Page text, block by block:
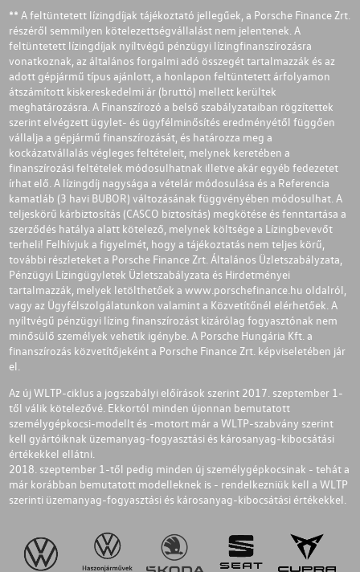
** A feltüntetett lízingdíjak tájékoztató jellegűek, a Porsche Finance Zrt.
részéről semmilyen kötelezettségvállalást nem jelentenek. A
feltüntetett lízingdíjak nyíltvégű pénzügyi lízingfinanszírozásra
vonatkoznak, az általános forgalmi adó összegét tartalmazzák és az
adott gépjármű típus ajánlott, a honlapon feltüntetett árfolyamon
átszámított kiskereskedelmi ár (bruttó) mellett kerültek
meghatározásra. A Finanszírozó a belső szabályzataiban rögzítettek
szerint elvégzett ügylet- és ügyfélminősítés eredményétől függően
vállalja a gépjármű finanszírozását, és határozza meg a
kockázatvállalás végleges feltételeit, melynek keretében a
finanszírozási feltételek módosulhatnak illetve akár egyéb fedezetet
írhat elő. A lízingdíj nagysága a vételár módosulása és a Referencia
kamatláb (3 havi BUBOR) változásának függvényében módosulhat. A
teljeskörű kárbiztosítás (CASCO biztosítás) megkötése és fenntartása a
szerződés hatálya alatt kötelező, melynek költsége a Lízingbevevőt
terheli! Felhívjuk a figyelmét, hogy a tájékoztatás nem teljes körű,
további részleteket a Porsche Finance Zrt. Általános Üzletszabályzata,
Pénzügyi Lízingügyletek Üzletszabályzata és Hirdetményei
tartalmazzák, melyek letölthetőek a www.porschefinance.hu oldalról,
vagy az Ügyfélszolgálatunkon valamint a Közvetítőnél elérhetőek. A
nyíltvégű pénzügyi lízing finanszírozást kizárólag fogyasztónak nem
minősülő személyek vehetik igénybe. A Porsche Hungária Kft. a
finanszírozás közvetítőjeként a Porsche Finance Zrt. képviseletében jár
el.
Az új WLTP-ciklus a jogszabályi előírások szerint 2017. szeptember 1-
től válik kötelezővé. Ekkortól minden újonnan bemutatott
személygépkocsi-modellt és -motort már a WLTP-szabvány szerint
kell gyártóiknak üzemanyag-fogyasztási és károsanyag-kibocsátási
értékekkel ellátni.
2018. szeptember 1-től pedig minden új személygépkocsinak - tehát a
már korábban bemutatott modelleknek is - rendelkezniük kell a WLTP
szerinti üzemanyag-fogyasztási és károsanyag-kibocsátási értékekkel.